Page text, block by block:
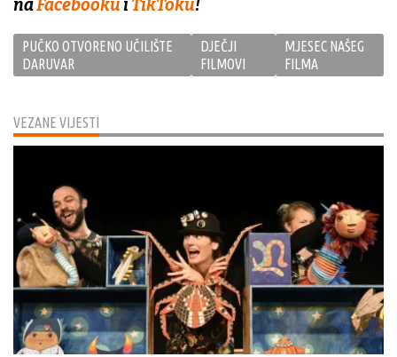
VEZANE VIJESTI
naFacebookuiTikToku!
PUČKO OTVORENO UČILIŠTE
DARUVAR
DJEČJI
FILMOVI
MJESEC NAŠEG
FILMA